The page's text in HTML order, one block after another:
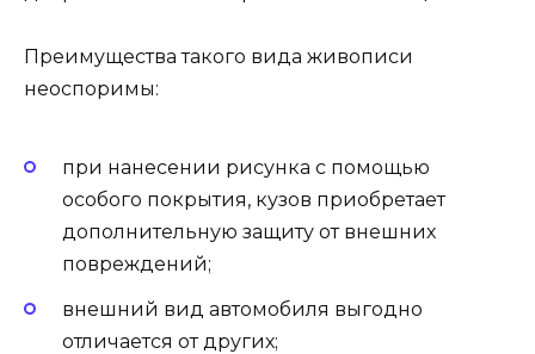
Преимущества такого вида живописи
неоспоримы:
при нанесении рисунка с помощью
особого покрытия, кузов приобретает
дополнительную защиту от внешних
повреждений;
внешний вид автомобиля выгодно
отличается от других;